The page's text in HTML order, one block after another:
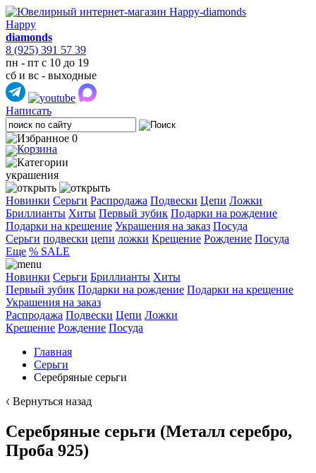
Happy
diamonds
8 (925) 391 57 39
пн - пт с 10 до 19
сб и вс - выходные
Написать
0
украшения
Новинки Серьги Распродажа Подвески Цепи Ложки
Бриллианты Хиты Первый зубик Подарки на рождение
Подарки на крещение Украшения на заказ Посуда
Cерьги подвески цепи ложки Крещение Рождение Посуда
Еще % SALE
Новинки Серьги Бриллианты Хиты
Первый зубик Подарки на рождение Подарки на крещение
Украшения на заказ
Распродажа Подвески Цепи Ложки
Крещение Рождение Посуда
Главная
Серьги
Серебряные серьги
Вернуться назад
Серебряные серьги (Металл серебро,
Проба 925)